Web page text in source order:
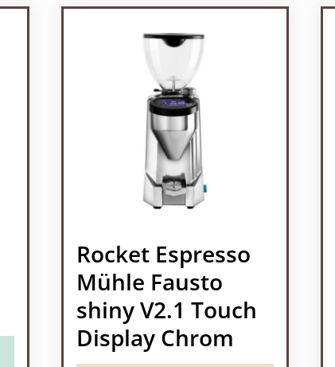
Rocket Espresso
Mühle Fausto
shiny V2.1 Touch
Display Chrom